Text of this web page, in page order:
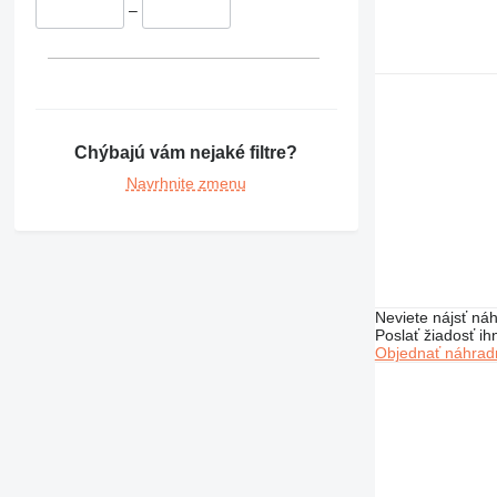
–
Chýbajú vám nejaké filtre?
Navrhnite zmenu
Neviete nájsť
Poslať žiadosť
Objednať